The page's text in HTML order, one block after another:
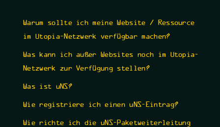
Warum sollte ich meine Website / Ressource
im Utopia-Netzwerk verfügbar machen?
Was kann ich außer Websites noch im Utopia-
Netzwerk zur Verfügung stellen?
Was ist uNS?
Wie registriere ich einen uNS-Eintrag?
Wie richte ich die uNS-Paketweiterleitung